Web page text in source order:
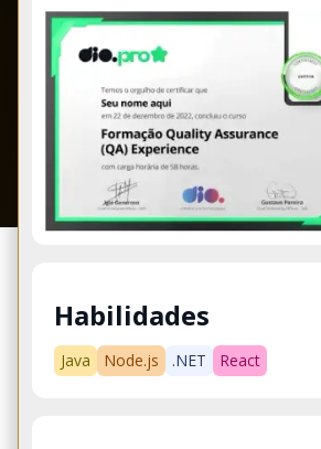
Habilidades
Java Node.js .NET React